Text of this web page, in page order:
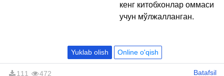
кенг китобхонлар оммаси
учун мўлжалланган.
Yuklab olish Online o'qish
111 472 Batafsil